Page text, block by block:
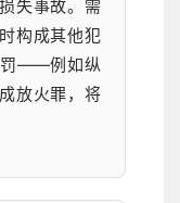
失事故。需
构成其他犯
罚——例如纵
放火罪，将